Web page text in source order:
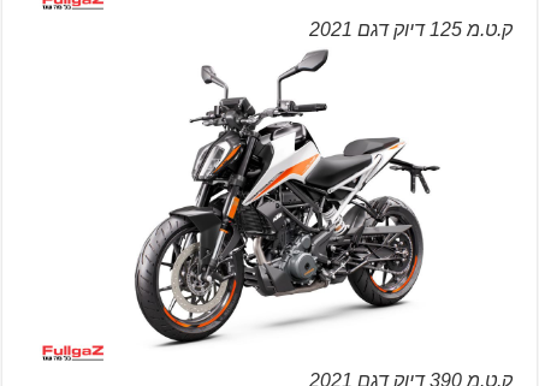
ק.ט.מ 125 דיוק דגם 2021
ק.ט.מ 390 דיוק דגם 2021